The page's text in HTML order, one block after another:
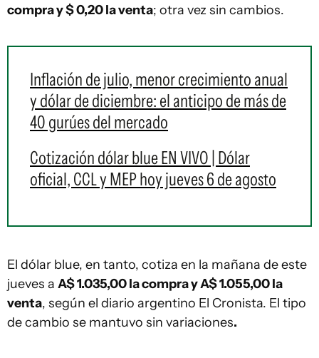
compra y $ 0,20 la venta; otra vez sin cambios.
Inflación de julio, menor crecimiento anual
y dólar de diciembre: el anticipo de más de
40 gurúes del mercado
Cotización dólar blue EN VIVO | Dólar
oficial, CCL y MEP hoy jueves 6 de agosto
El dólar blue, en tanto, cotiza en la mañana de este
jueves a A$ 1.035,00 la compra y A$ 1.055,00 la
venta, según el diario argentino El Cronista. El tipo
de cambio se mantuvo sin variaciones.